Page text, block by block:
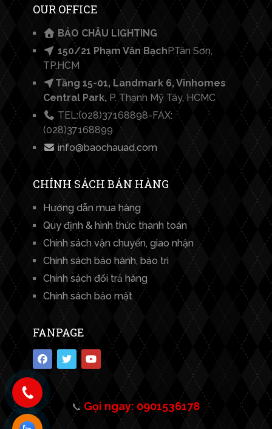
OUR OFFICE
BẢO CHÂU LIGHTING​
150/21 Phạm Văn Bạch P.Tân Sơn,
TP.HCM
Tầng 15-01, Landmark 6, Vinhomes
Central Park, P. Thạnh Mỹ Tây, HCMC
TEL:(028)37168898-FAX:
(028)37168899
info@baochauad.com
CHÍNH SÁCH BÁN HÀNG
Hướng dẫn mua hàng
Quy định & hình thức thanh toán
Chính sách vận chuyển, giao nhận
Chính sách bảo hành, bảo trì
Chính sách đổi trả hàng
Chính sách bảo mật
FANPAGE
📞 Gọi ngay: 0901536178